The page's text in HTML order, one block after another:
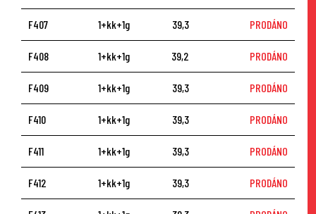
F407 1+kk+1g 39,3 PRODÁNO
F408 1+kk+1g 39,2 PRODÁNO
F409 1+kk+1g 39,3 PRODÁNO
F410 1+kk+1g 39,3 PRODÁNO
F411 1+kk+1g 39,3 PRODÁNO
F412 1+kk+1g 39,3 PRODÁNO